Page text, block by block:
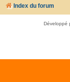
Index du forum
Développé